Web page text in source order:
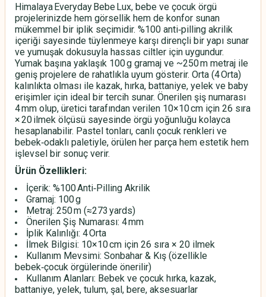
Himalaya Everyday Bebe Lux, bebe ve çocuk örgü
projelerinizde hem görsellik hem de konfor sunan
mükemmel bir iplik seçimidir. %100 anti‑pilling akrilik
içeriği sayesinde tüylenmeye karşı dirençli bir yapı sunar
ve yumuşak dokusuyla hassas ciltler için uygundur.
Yumak başına yaklaşık 100 g gramaj ve ~250 m metraj ile
geniş projelere de rahatlıkla uyum gösterir. Orta (4 Orta)
kalınlıkta olması ile kazak, hırka, battaniye, yelek ve baby
erişimler için ideal bir tercih sunar. Önerilen şiş numarası
4 mm olup, üretici tarafından verilen 10×10 cm için 26 sıra
× 20 ilmek ölçüsü sayesinde örgü yoğunluğu kolayca
hesaplanabilir. Pastel tonları, canlı çocuk renkleri ve
bebek‑odaklı paletiyle, örülen her parça hem estetik hem
işlevsel bir sonuç verir.
Ürün Özellikleri:
İçerik: %100 Anti‑Pilling Akrilik
Gramaj: 100 g
Metraj: 250 m (≈273 yards)
Önerilen Şiş Numarası: 4 mm
İplik Kalınlığı: 4 Orta
İlmek Bilgisi: 10×10 cm için 26 sıra × 20 ilmek
Kullanım Mevsimi: Sonbahar & Kış (özellikle
bebek‑çocuk örgülerinde önerilir)
Kullanım Alanları: Bebek ve çocuk hırka, kazak,
battaniye, yelek, tulum, şal, bere, aksesuarlar